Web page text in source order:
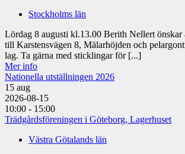
Stockholms län
Lördag 8 augusti kl.13.00 Berith Nellert önskar
till Karstensvägen 8, Mälarhöjden och
lag. Ta gärna med sticklingar för [...]
Mer info
Nationella utställningen 2026
15 aug
2026-08-15
10:00 - 15:00
Trädgårdsföreningen i Göteborg, Lagerhuset
Västra Götalands län